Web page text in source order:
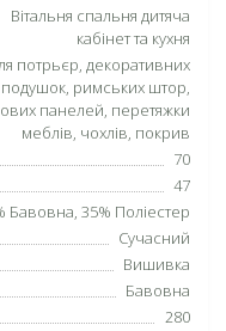
Вітальня спальня дитяча
кабінет та кухня
потрьєр, декоративних
подушок, римських штор,
панелей, перетяжки
меблів, чохлів, покрив
70
47
Бавовна, 35% Поліестер
Сучасний
Вишивка
Бавовна
280